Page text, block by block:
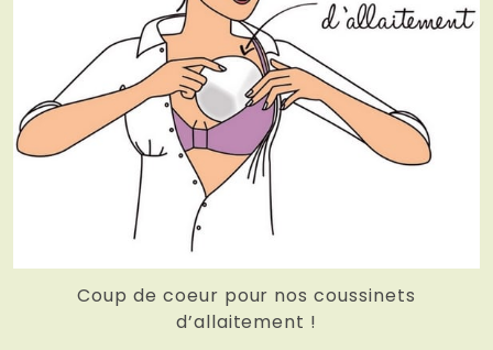
Coup de coeur pour nos coussinets
d’allaitement !